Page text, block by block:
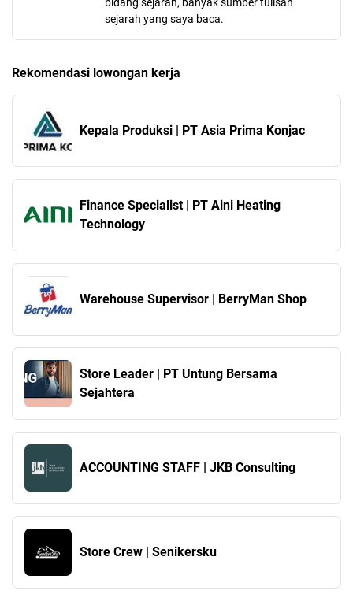
sejarah yang saya baca.
Rekomendasi lowongan kerja
Kepala Produksi | PT Asia Prima Konjac
Finance Specialist | PT Aini Heating
Technology
Warehouse Supervisor | BerryMan Shop
Store Leader | PT Untung Bersama
Sejahtera
ACCOUNTING STAFF | JKB Consulting
Store Crew | Senikersku